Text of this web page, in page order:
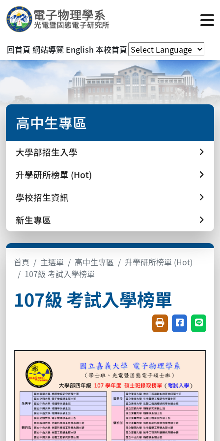
回首頁 網站導覽 English 本校首頁
高中生專區
大學部招生入學
升學研所榜單 (Hot)
學校招生資訊
新生專區
首頁 主選單 高中生專區
升學研所榜單 (Hot)
107級 考試入學榜單
107級 考試入學榜單
友善列印(開新視
分享至臉書
分享